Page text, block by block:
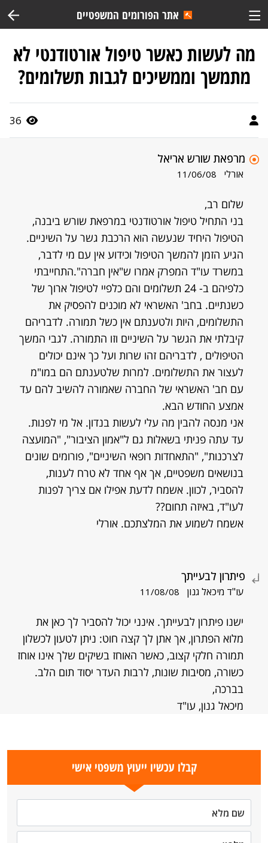
אתר הפורומים המשפטיים
מה לעשות כאשר טיפול אורטודנטי לא
מתמשך וממשיכים לגבות תשלומים?
36
מרפאת שורש אריאל
אורלי 11/06/08
שלום רב,
בני התחיל טיפול אורטודנטי במרפאת שורש ביבנה,
הטיפול היחיד שנעשה הוא הרכבת גשר על השיניים.
הגיע הזמן להמשך הטיפול וכידוע אין עם מי לדבר,
במשרד עו"ד המפרק אמרו ש"אין חברה".התחייבתי
כלפיהם ב- 24 תשלומים והם כלפיי לטיפול ארוך של
כשנתיים. בחב' האשראי לא מוכנים להפסיק את
התשלומים, היות ולטענתם אין כשל תמורה. לדבריהם
קיבלתי את הגשר על השיניים וזו התמורה. לגבי המשך
הטיפולים , לדבריהם זהו שרות ועל כך אינם יכולים
לעצור את התשלומים. למרות שלטענתם הם במו"מ
עם חב' האשראי של החברה שאמורה להשיב להם עד
אמצע החודש הבא.
אני מנסה להבין מה עלי לעשות בנדון. אל מי לפנות.
עד עתה פניתי בשאלות גם ל"אמון הציבור", "המועצה
לצרכנות", "התאחדות רופאי השיניים", פורומים שונים
בנושאים משפטיים, אך אף אחד לא טרח לענות,
להסביר, לכוון. אשמח לדעת אפילו אם צריך לפנות
לעו"ד, באיזה תחום??
אשמח לשמוע את המלצתכם. אורלי
פיתרון לבעייתך
עו"ד מיכאל גנון 11/08/08
ישנו פיתרון לבעייתך. אינני יכול להסביר לך כאן את
מלוא הפתרון, אך אתן לך קצה חוט: ניתן לטעון לכשלון
תמורה חלקי קצוב, כאשר האוחז בשיקים שלך אינו אוחז
כשורה, מסיבות שונות, לרבות העדר יסוד תום הלב.
בברכה,
מיכאל גנון, עו"ד
קבלו עכשיו ייעוץ משפטי אישי